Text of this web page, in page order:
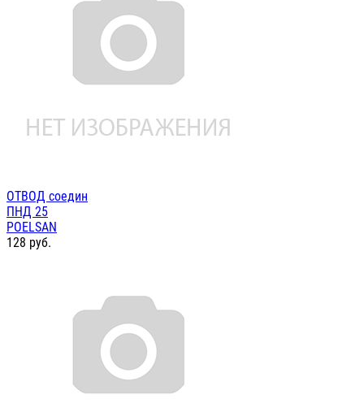
ОТВОД соедин
ПНД 25
POELSAN
128 руб.